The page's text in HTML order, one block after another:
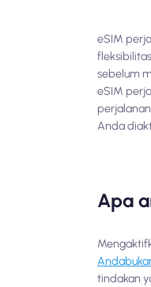
eSIM
sebelum
eSIM
Anda
Apa
Anda
tindakan